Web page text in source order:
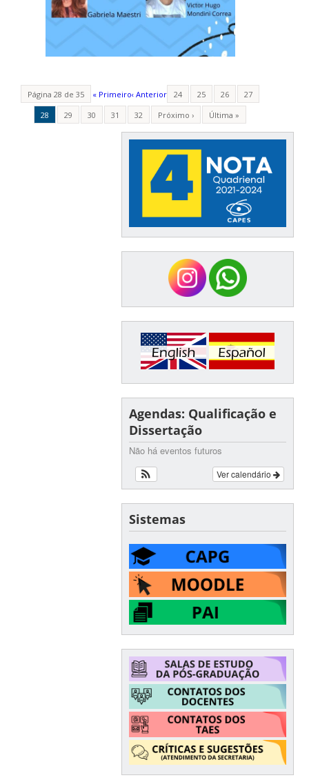
Página 28 de 35 « Primeiro‹ Anterior 24 25 26
27
28
29 30 31 32 Próximo › Última »
Agendas: Qualificação e
Dissertação
Não há eventos futuros
Ver calendário
Sistemas